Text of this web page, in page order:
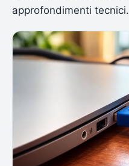
approfondimenti tecnici.